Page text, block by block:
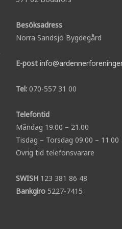
Besöksadress
Norra Sandsjö Bygdegård
E-post
Tel: 070-557 31 00
Telefontid
Måndag 19.00 – 21.00
Tisdag – Torsdag 09.00 – 11.00
Övrig tid telefonsvarare
SWISH 123 381 86 48
Bankgiro 5227-7415